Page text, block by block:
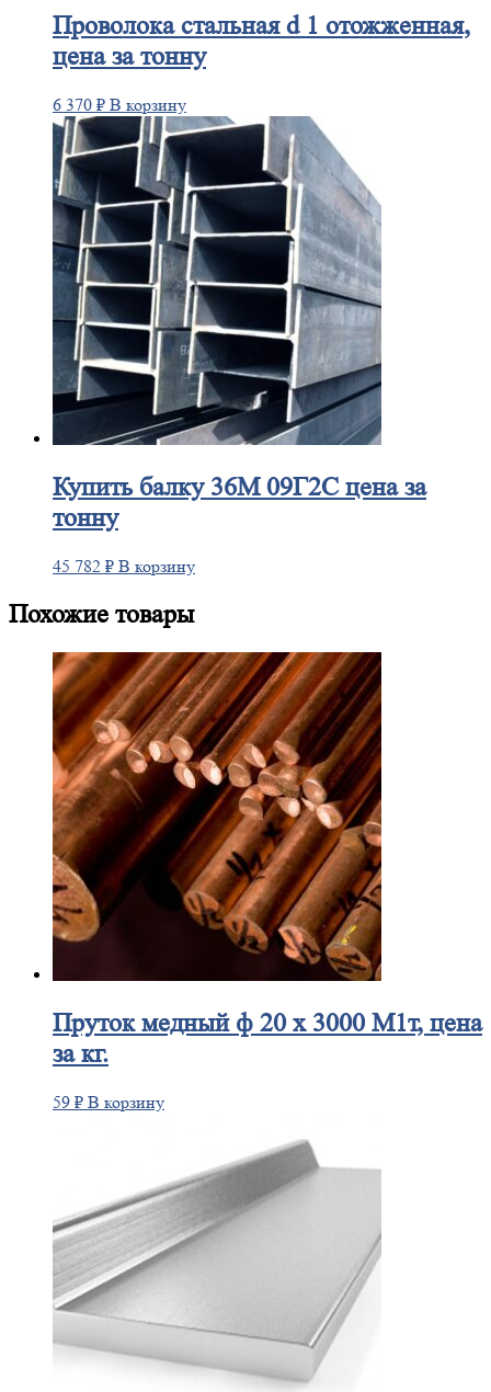
Проволокастальная d 1 отожженная,
цена за тонну
6 370 ₽ В корзину
Купитьбалку 36М 09Г2С цена за
тонну
45 782 ₽ В корзину
Похожие товары
Прутокмедный ф 20 х 3000 М1т, цена
за кг.
59 ₽ В корзину